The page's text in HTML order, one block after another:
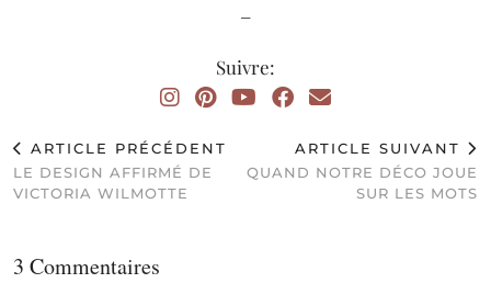
–
Suivre:
ARTICLE PRÉCÉDENT
LE DESIGN AFFIRMÉ DE
VICTORIA WILMOTTE
ARTICLE SUIVANT
QUAND NOTRE DÉCO JOUE
SUR LES MOTS
3 Commentaires